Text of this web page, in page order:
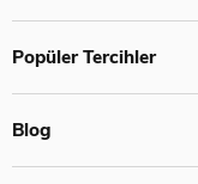
Popüler Tercihler
Blog